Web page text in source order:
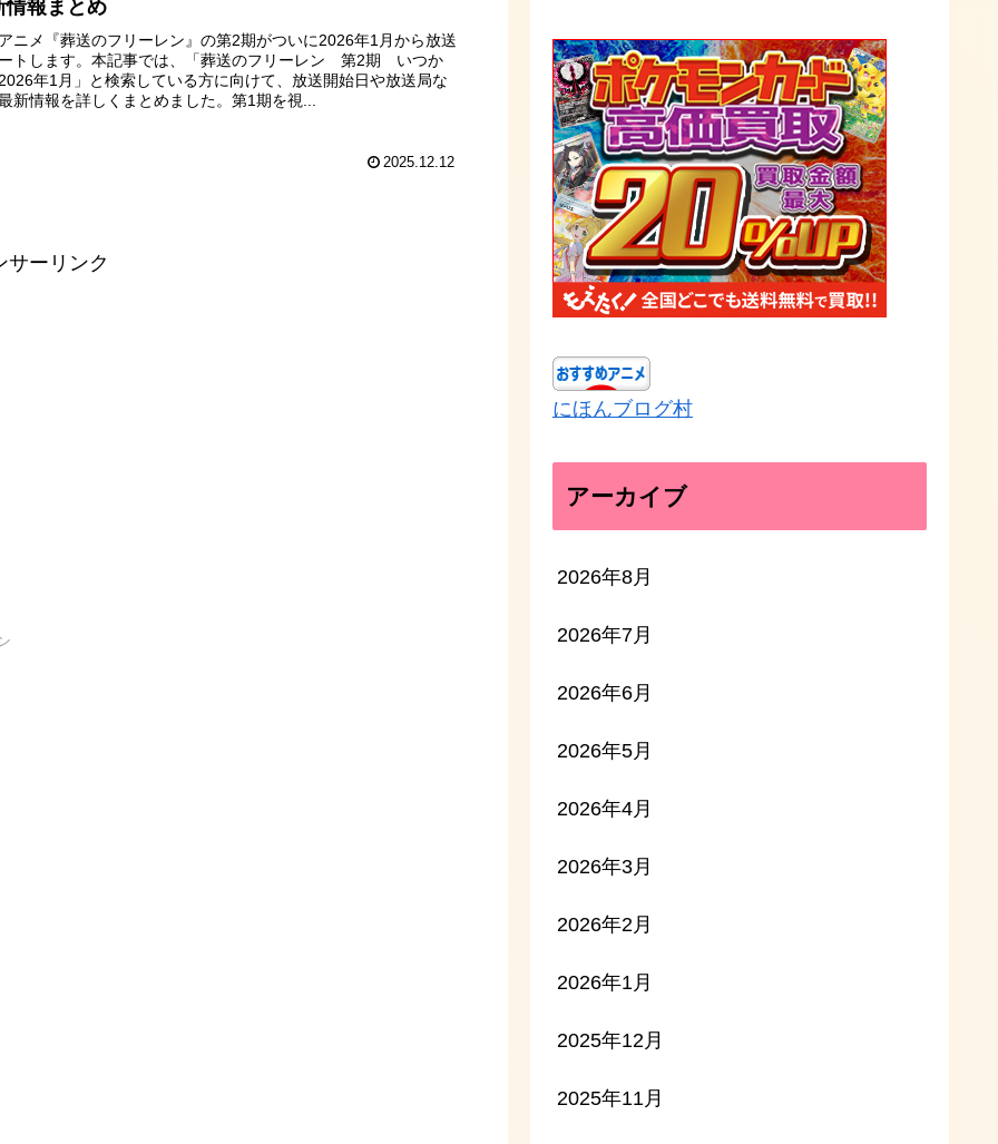
情報まとめ
ニメ『葬送のフリーレン』の第2期がついに2026年1月から放送
トします。本記事では、「葬送のフリーレン 第2期 いつか
年1月」と検索している方に向けて、放送開始日や放送局な
新情報を詳しくまとめました。第1期を視...
2025.12.12
サーリンク
にほんブログ村
アーカイブ
2026年8月
2026年7月
2026年6月
2026年5月
2026年4月
2026年3月
2026年2月
2026年1月
2025年12月
2025年11月